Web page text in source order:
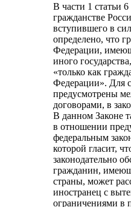
В части 1 статьи
гражданстве
вступившего в
определено, что
Федерации,
иного
«только как
Федерации». Для
предусмотрены
договорами, в
В данном Законе
в отношении
федеральным
которой гласит,
законодательно
гражданин,
страны, может
иностранец с
ограничениями в